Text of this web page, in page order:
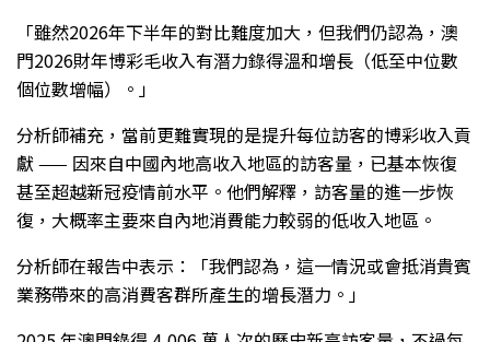
「雖然2026年下半年的對比難度加大，但我們仍認為，澳
門2026財年博彩毛收入有潛力錄得溫和增長（低至中位數
個位數增幅）。」
分析師補充，當前更難實現的是提升每位訪客的博彩收入貢
獻 —— 因來自中國內地高收入地區的訪客量，已基本恢復
甚至超越新冠疫情前水平。他們解釋，訪客量的進一步恢
復，大概率主要來自內地消費能力較弱的低收入地區。
分析師在報告中表示：「我們認為，這一情況或會抵消貴賓
業務帶來的高消費客群所產生的增長潛力。」